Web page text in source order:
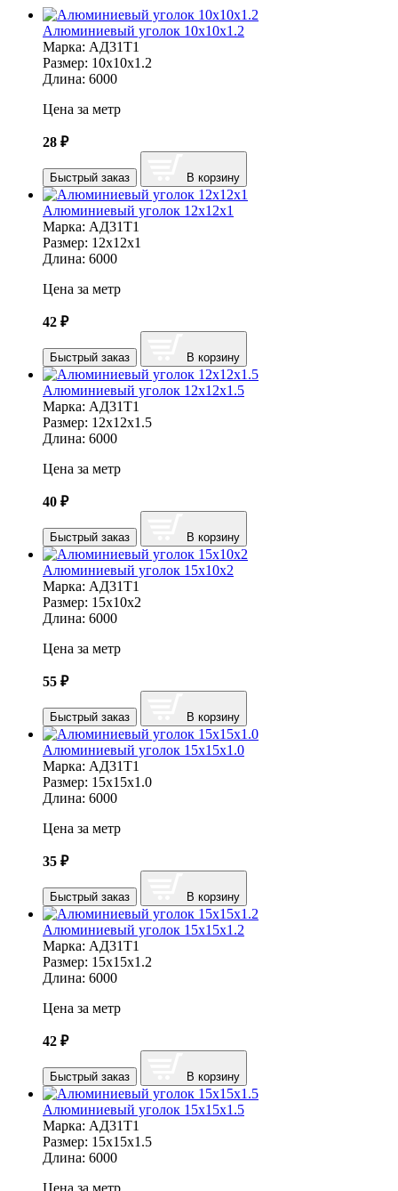
Алюминиевый уголок 10х10х1.2
Марка: АД31Т1
Размер: 10х10х1.2
Длина: 6000
Цена за метр
28 ₽
Быстрый заказ В корзину
Алюминиевый уголок 12х12х1
Марка: АД31Т1
Размер: 12х12х1
Длина: 6000
Цена за метр
42 ₽
Быстрый заказ В корзину
Алюминиевый уголок 12х12х1.5
Марка: АД31Т1
Размер: 12х12х1.5
Длина: 6000
Цена за метр
40 ₽
Быстрый заказ В корзину
Алюминиевый уголок 15х10х2
Марка: АД31Т1
Размер: 15х10х2
Длина: 6000
Цена за метр
55 ₽
Быстрый заказ В корзину
Алюминиевый уголок 15х15х1.0
Марка: АД31Т1
Размер: 15х15х1.0
Длина: 6000
Цена за метр
35 ₽
Быстрый заказ В корзину
Алюминиевый уголок 15х15х1.2
Марка: АД31Т1
Размер: 15х15х1.2
Длина: 6000
Цена за метр
42 ₽
Быстрый заказ В корзину
Алюминиевый уголок 15х15х1.5
Марка: АД31Т1
Размер: 15х15х1.5
Длина: 6000
Цена за метр